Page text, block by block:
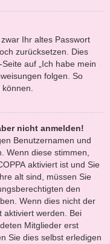
Ihr altes Passwort
zurücksetzen. Dies
auf „Ich habe mein
folgen. So
nicht anmelden!
Benutzernamen und
Wenn diese stimmen,
aktiviert ist und Sie
alt sind, müssen Sie
den
Wenn dies nicht der
aktiviert werden. Bei
Mitglieder erst
Sie dies selbst erledigen